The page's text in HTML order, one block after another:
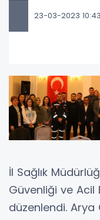
23-03-2023 10:43
İl Sağlık
Güvenliği ve Acil
düzenlendi. Arya